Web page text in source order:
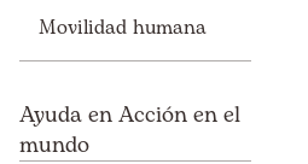
Movilidad humana
Ayuda en Acción en el
mundo